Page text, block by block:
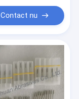
Contact nu